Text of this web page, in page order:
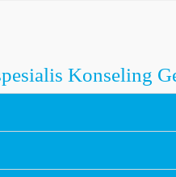
Konseling